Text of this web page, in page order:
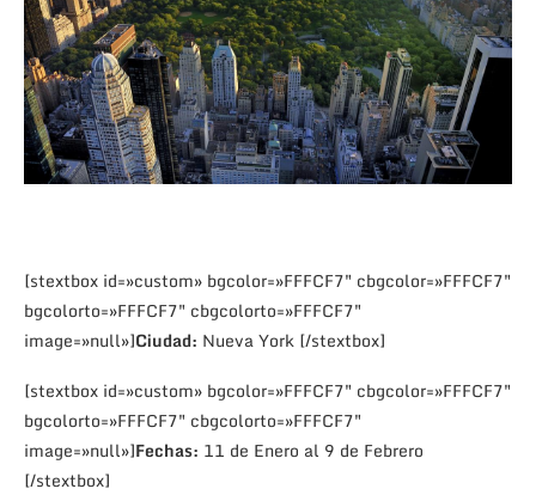
[stextbox id=»custom» bgcolor=»FFFCF7″ cbgcolor=»FFFCF7″
bgcolorto=»FFFCF7″ cbgcolorto=»FFFCF7″
image=»null»]Ciudad: Nueva York [/stextbox]
[stextbox id=»custom» bgcolor=»FFFCF7″ cbgcolor=»FFFCF7″
bgcolorto=»FFFCF7″ cbgcolorto=»FFFCF7″
image=»null»]Fechas: 11 de Enero al 9 de Febrero
[/stextbox]